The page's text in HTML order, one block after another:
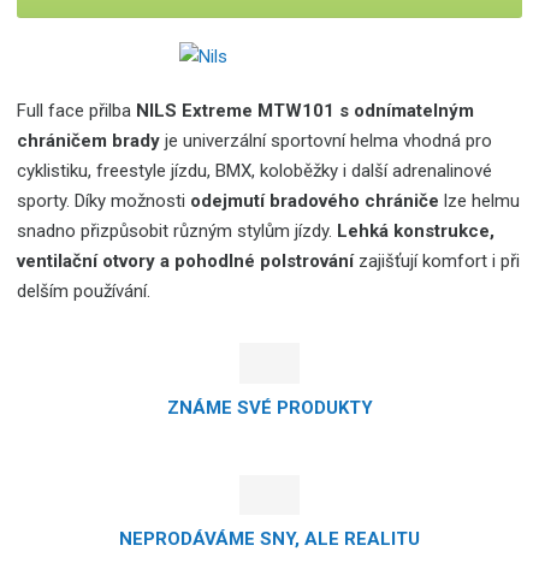
Full face přilba NILS Extreme MTW101 s odnímatelným
chráničem brady je univerzální sportovní helma vhodná pro
cyklistiku, freestyle jízdu, BMX, koloběžky i další adrenalinové
sporty. Díky možnosti odejmutí bradového chrániče lze helmu
snadno přizpůsobit různým stylům jízdy. Lehká konstrukce,
ventilační otvory a pohodlné polstrovánízajišťují komfort i při
delším používání.
ZNÁME SVÉ PRODUKTY
NEPRODÁVÁME SNY, ALE REALITU